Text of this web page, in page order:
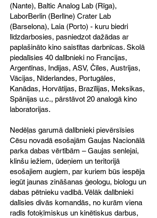
(Nante), Baltic Analog Lab (Rīga),
LaborBerlin (Berlīne) Crater Lab
(Barselona), Laia (Porto) - kuru biedri
līdzdarbosies, pasniedzot dažādas ar
paplašināto kino saistītas darbnīcas. Skolā
piedalīsies 40 dalībnieki no Francijas,
Argentīnas, Indijas, ASV, Čīles, Austrijas,
Vācijas, Nīderlandes, Portugāles,
Kanādas, Horvātijas, Brazīlijas, Meksikas,
Spānijas u.c., pārstāvot 20 analogā kino
laboratorijas.
Nedēļas garumā dalībnieki pievērsīsies
Cēsu novadā esošajām Gaujas Nacionālā
parka dabas vērtībām – Gaujas senlejai,
klinšu iežiem, ūdeņiem un teritorijā
esošajiem augiem, par kuriem būs iespēja
iegūt jaunas zināšanas ģeologu, biologu un
dabas pētnieku vadībā. Vēlāk dalībnieki
dalīsies divās komandās, no kurām viena
radīs fotoķīmiskus un kinētiskus darbus,